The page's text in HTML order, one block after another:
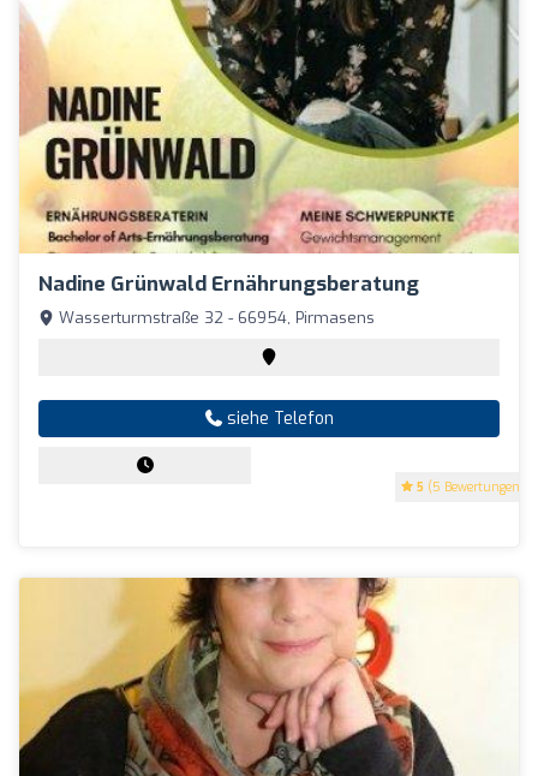
Nadine Grünwald Ernährungsberatung
5 (5 Bewertungen)
Wasserturmstraße 32 - 66954, Pirmasens
siehe Telefon